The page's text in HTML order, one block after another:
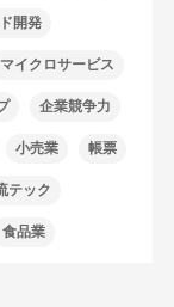
開発
マイクロサービス
企業競争力
小売業 帳票
テック
食品業